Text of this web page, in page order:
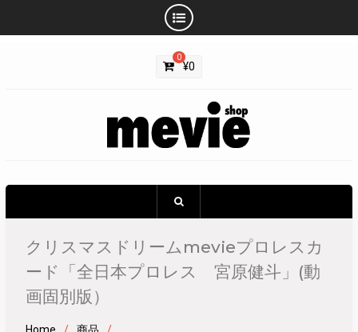
0
¥0
クリスマスドリームmevieプロレスカ
ード「全日本プロレス 宮原健斗」(動
画固別版）
Home
商品